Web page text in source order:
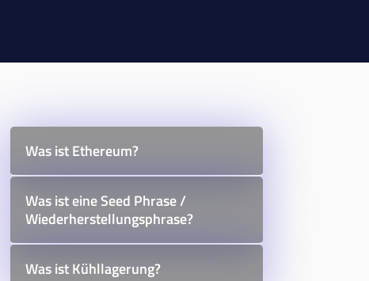
Was ist Ethereum?
Was ist eine Seed Phrase /
Wiederherstellungsphrase?
Was ist Kühllagerung?